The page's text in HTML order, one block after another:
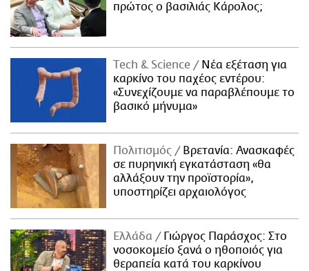
πρώτος ο βασιλιάς Κάρολος;
Τech & Science
Νέα εξέταση για
καρκίνο του παχέος εντέρου:
«Συνεχίζουμε να παραβλέπουμε το
βασικό μήνυμα»
Πολιτισμός
Βρετανία: Ανασκαφές
σε πυρηνική εγκατάσταση «θα
αλλάξουν την προϊστορία»,
υποστηρίζει αρχαιολόγος
Ελλάδα
Γιώργος Παράσχος: Στο
νοσοκομείο ξανά ο ηθοποιός για
θεραπεία κατά του καρκίνου